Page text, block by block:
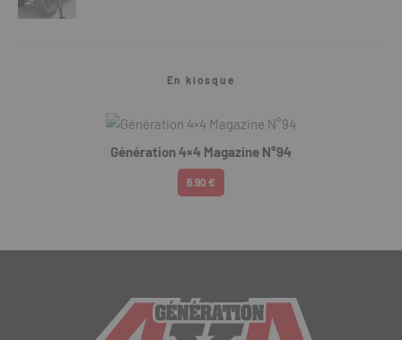
En kiosque
Génération 4×4 Magazine N°94
6.90 €